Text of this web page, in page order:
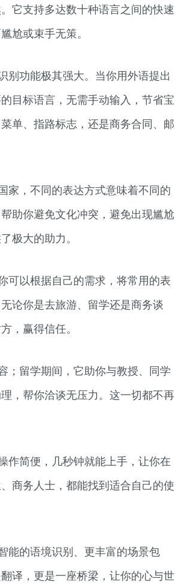
它支持多达数十种语言之间的快速
尬或束手无策。
别功能极其强大。当你用外语提出
目标语言，无需手动输入，节省宝
单、指路标志，还是商务合同、邮
家，不同的表达方式意味着不同的
助你避免文化冲突，避免出现尴尬
极大的助力。
可以根据自己的需求，将常用的表
论你是去旅游、留学还是商务谈
，赢得信任。
；留学期间，它助你与教授、同学
，帮你洽谈无压力。这一切都不再
作简便，几秒钟就能上手，让你在
商务人士，都能找到适合自己的使
能的语境识别、更丰富的场景包
译，更是一座桥梁，让你的心与世